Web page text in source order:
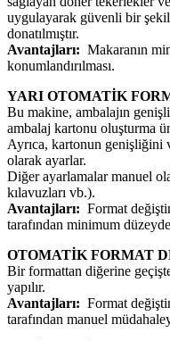
uygulayarak güvenli bir
donatılmıştır.
Avantajları: Makaranın
konumlandırılması.
YARI OTOMATİK
Bu makine, ambalajın
ambalaj kartonu oluşturma
Ayrıca, kartonun genişliğini
olarak ayarlar.
Diğer ayarlamalar manuel
kılavuzları vb.).
Avantajları: Format
tarafından minimum
OTOMATİK FORMAT
Bir formattan diğerine
yapılır.
Avantajları: Format
tarafından manuel